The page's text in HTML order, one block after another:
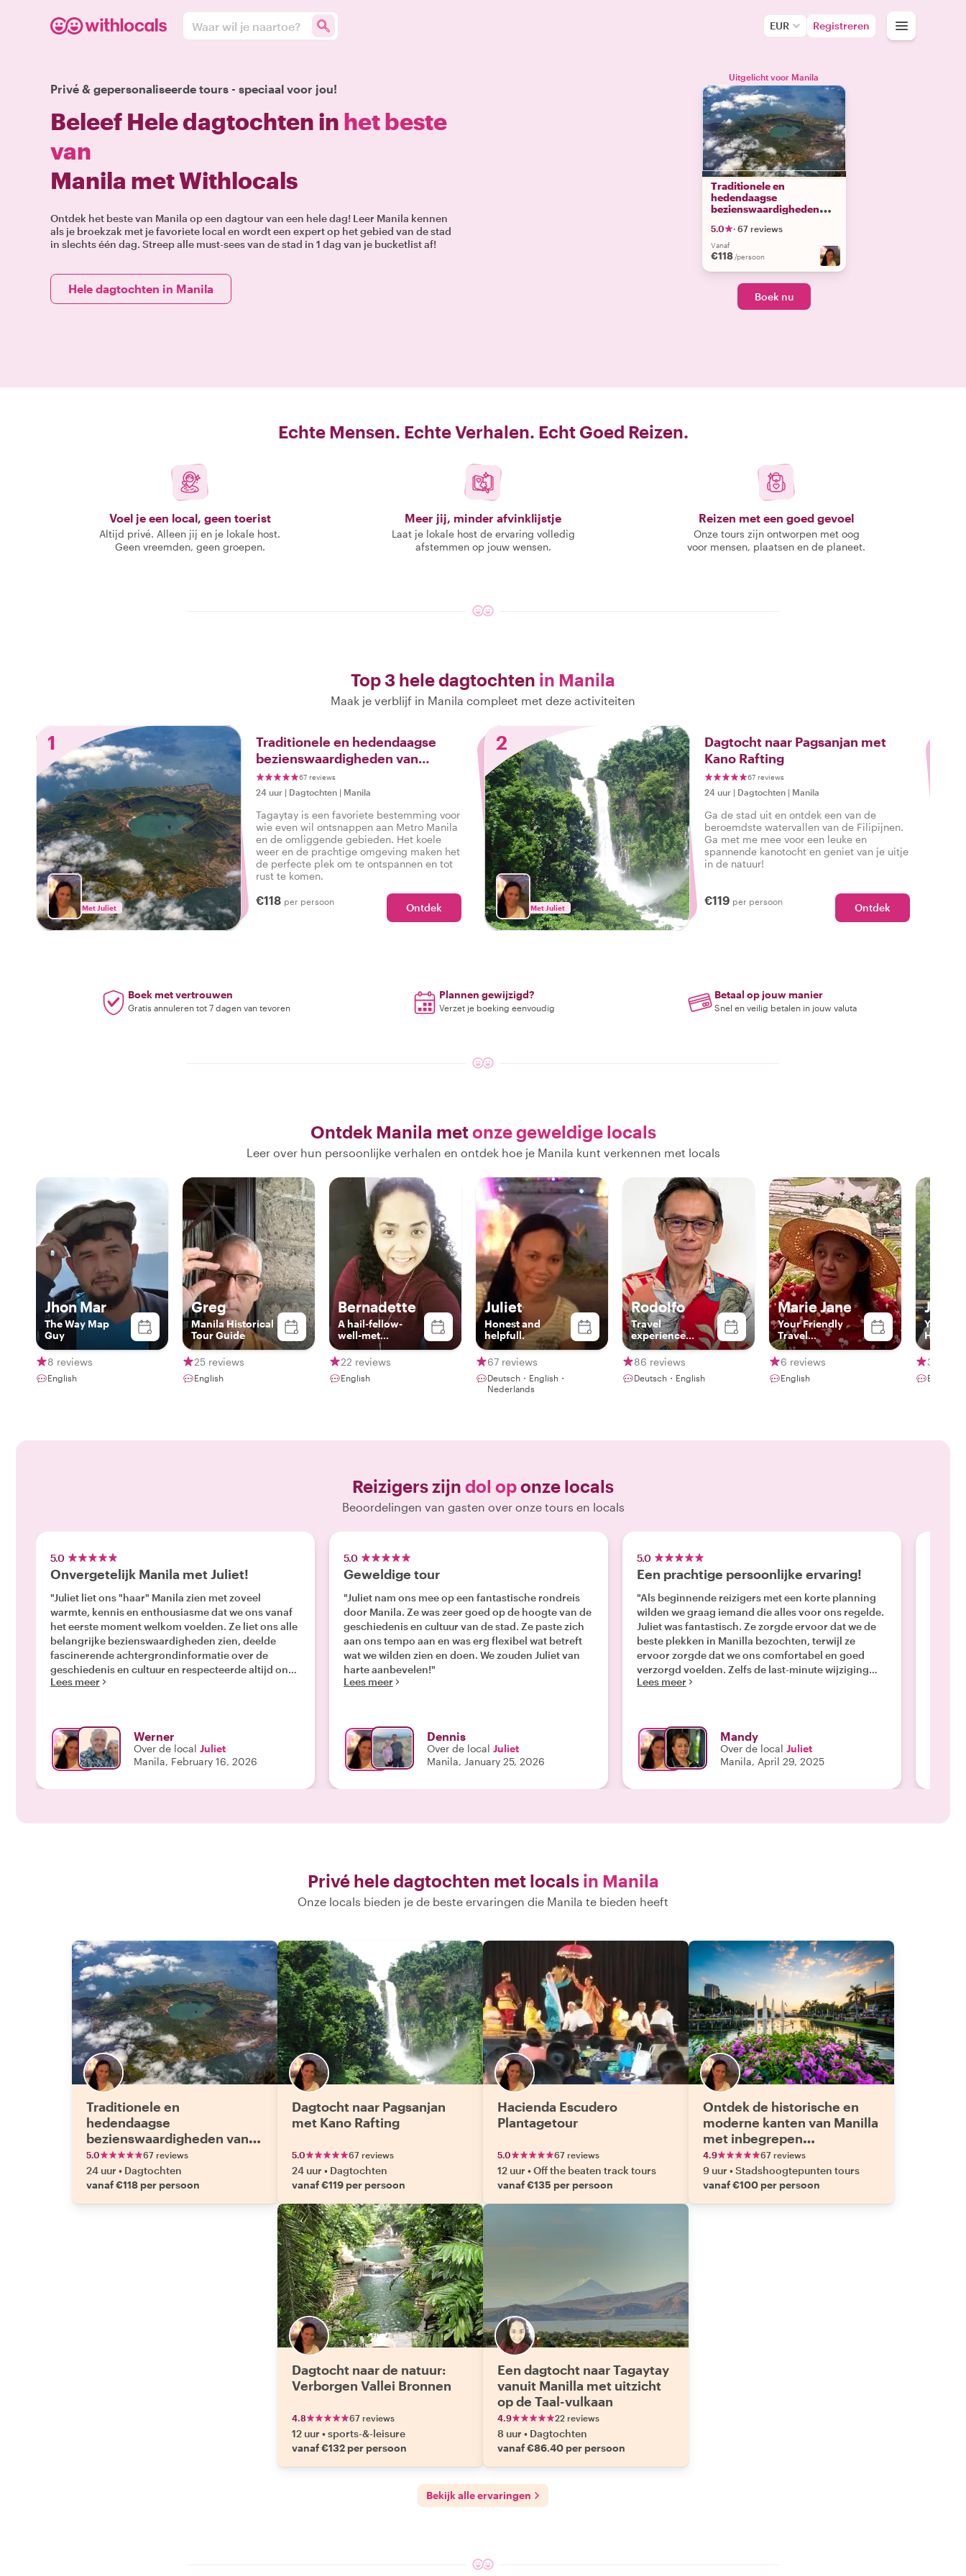
Waar wil je naartoe? EUR Registreren
Privé & gepersonaliseerde tours - speciaal voor jou!
Beleef Hele dagtochten in het beste
van
Manila met Withlocals
Ontdek het beste van Manila op een dagtour van een hele dag! Leer Manila kennen
als je broekzak met je favoriete local en wordt een expert op het gebied van de stad
in slechts één dag. Streep alle must-sees van de stad in 1 dag van je bucketlist af!
Hele dagtochten in Manila
Uitgelicht voor Manila
Traditionele en
hedendaagse
bezienswaardigheden
5.0 · 67 reviews
Vanaf
€118 /persoon
Boek nu
Echte Mensen. Echte Verhalen. Echt Goed Reizen.
Voel je een local, geen toerist
Altijd privé. Alleen jij en je lokale host.
Geen vreemden, geen groepen.
Meer jij, minder afvinklijstje
Laat je lokale host de ervaring volledig
afstemmen op jouw wensen.
Reizen met een goed gevoel
Onze tours zijn ontworpen met oog
voor mensen, plaatsen en de planeet.
Top 3 hele dagtochten in Manila
Maak je verblijf in Manila compleet met deze activiteiten
1
Met Juliet
Traditionele en hedendaagse
bezienswaardigheden van
Tagaytay67 reviews
24 uur | Dagtochten | Manila
Tagaytay is een favoriete bestemming voor
wie even wil ontsnappen aan Metro Manila
en de omliggende gebieden. Het koele
weer en de prachtige omgeving maken het
de perfecte plek om te ontspannen en tot
rust te komen.
€118 per persoon Ontdek
2
Met Juliet
Dagtocht naar Pagsanjan met
Kano Rafting
67 reviews
24 uur | Dagtochten | Manila
Ga de stad uit en ontdek een van de
beroemdste watervallen van de Filipijnen.
Ga met me mee voor een leuke en
spannende kanotocht en geniet van je uitje
in de natuur!
€119 per persoon Ontdek
Boek met vertrouwen
Gratis annuleren tot 7 dagen van tevoren
Plannen gewijzigd?
Verzet je boeking eenvoudig
Betaal op jouw manier
Snel en veilig betalen in jouw valuta
Ontdek Manila metonze geweldige locals
Leer over hun persoonlijke verhalen en ontdek hoe je Manila kunt verkennen met locals
Jhon Mar
The Way Map
Guy
8 reviews
English
Greg
Manila Historical
Tour Guide
25 reviews
English
Bernadette
A hail-fellow-
well-met
freelance Tour
Guide, a true blue
of Manila
22 reviews
English
Juliet
Honest and
helpfull.
67 reviews
Deutsch・English・
Nederlands
Rodolfo
Travel
experience
curator
86 reviews
Deutsch・English
Marie Jane
Your Friendly
Travel
Companion in
Manila and
Beyond
6 reviews
English
Your
Here
30
English
Reizigers zijn dol oponze locals
Beoordelingen van gasten over onze tours en locals
5.0
Onvergetelijk Manila met Juliet!
"Juliet liet ons "haar" Manila zien met zoveel
warmte, kennis en enthousiasme dat we ons vanaf
het eerste moment welkom voelden. Ze liet ons alle
belangrijke bezienswaardigheden zien, deelde
fascinerende achtergrondinformatie over de
geschiedenis en cultuur en respecteerde altijd ons
tempo."
Lees meer
Werner
Over de local Juliet
Manila, February 16, 2026
5.0
Geweldige tour
"Juliet nam ons mee op een fantastische rondreis
door Manila. Ze was zeer goed op de hoogte van de
geschiedenis en cultuur van de stad. Ze paste zich
aan ons tempo aan en was erg flexibel wat betreft
wat we wilden zien en doen. We zouden Juliet van
harte aanbevelen!"
Lees meer
Dennis
Over de local Juliet
Manila, January 25, 2026
5.0
Een prachtige persoonlijke ervaring!
"Als beginnende reizigers met een korte planning
wilden we graag iemand die alles voor ons regelde.
Juliet was fantastisch. Ze zorgde ervoor dat we de
beste plekken in Manilla bezochten, terwijl ze
ervoor zorgde dat we ons comfortabel en goed
verzorgd voelden. Zelfs de last-minute wijziging
vanwege gewijzigde vluchten was geen probleem.
overal te komen. En onze chauffeur Anton was
geweldig. Perfect veilig in het hectische verkeer!
We raden Juliet zeker aan iedereen aan 💜"
Lees meer
Mandy
Over de local Juliet
Manila, April 29, 2025
Privé hele dagtochten met locals in Manila
Onze locals bieden je de beste ervaringen die Manila te bieden heeft
Traditionele en
hedendaagse
bezienswaardigheden van
Tagaytay
5.0 67 reviews
24 uur • Dagtochten
vanaf €118 per persoon
Dagtocht naar Pagsanjan
met Kano Rafting
5.0 67 reviews
24 uur • Dagtochten
vanaf €119 per persoon
Hacienda Escudero
Plantagetour
5.0 67 reviews
12 uur •Off the beaten track tours
vanaf €135 per persoon
Ontdek de historische en
moderne kanten van Manilla
met inbegrepen
toegangsprijzen
4.9 67 reviews
9 uur •Stadshoogtepunten tours
vanaf €100 per persoon
Dagtocht naar de natuur:
Verborgen Vallei Bronnen
4.8 67 reviews
12 uur •sports-&-leisure
vanaf €132 per persoon
Een dagtocht naar Tagaytay
vanuit Manilla met uitzicht
op de Taal-vulkaan
4.9 22 reviews
8 uur • Dagtochten
vanaf €86.40 per persoon
Bekijk alle ervaringen